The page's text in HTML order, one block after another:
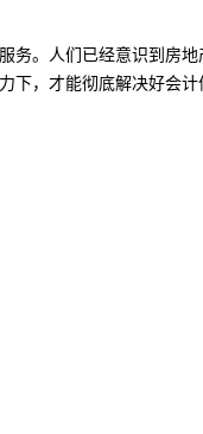
务。人们已经意识到房地
下，才能彻底解决好会计